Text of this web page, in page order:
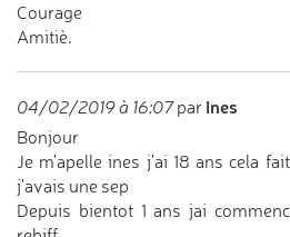
Courage
Amitiè.
04/02/2019 à 16:07par Ines
Bonjour
Je m'apelle ines j'ai 18 ans cela
j'avais une sep
Depuis bientot 1 ans jai